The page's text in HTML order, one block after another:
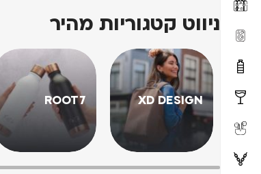
ניווט קטגוריות מהיר
XD DESIGN
ROOT7